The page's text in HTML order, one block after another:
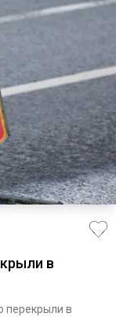
в
перекрыли в